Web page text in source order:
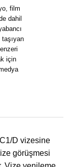
film
dahil
için
D vizesine
görüşmesi